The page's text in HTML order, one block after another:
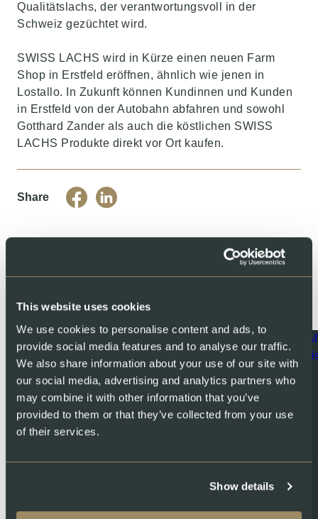
This website uses cookies
We use cookies to personalise content and ads, to
provide social media features and to analyse our traffic.
We also share information about your use of our site with
our social media, advertising and analytics partners who
may combine it with other information that you’ve
provided to them or that they’ve collected from your use
of their services.
Show details
Qualitätslachs, der verantwortungsvoll in der
Schweiz gezüchtet wird.
SWISS LACHS wird in Kürze einen neuen Farm
Shop in Erstfeld eröffnen, ähnlich wie jenen in
Lostallo. In Zukunft können Kundinnen und Kunden
in Erstfeld von der Autobahn abfahren und sowohl
Gotthard Zander als auch die köstlichen SWISS
LACHS Produkte direkt vor Ort kaufen.
Share